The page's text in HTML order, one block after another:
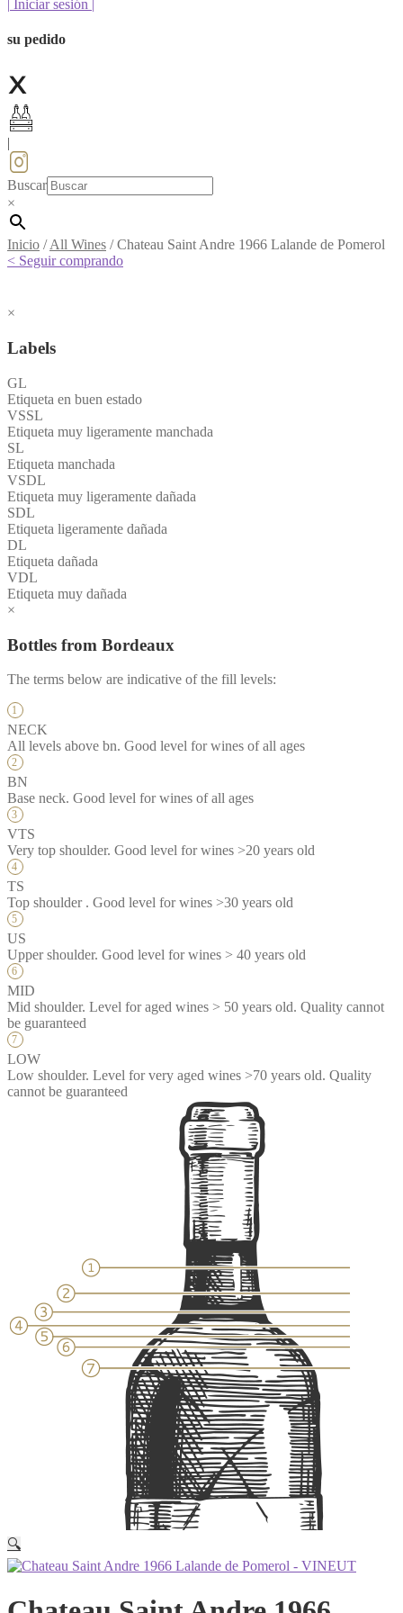
Iniciar sesión
su pedido
Buscar
×
Inicio /All Wines /Chateau Saint Andre 1966 Lalande de Pomerol
< Seguir comprando
×
Labels
GL
Etiqueta en buen estado
VSSL
Etiqueta muy ligeramente manchada
SL
Etiqueta manchada
VSDL
Etiqueta muy ligeramente dañada
SDL
Etiqueta ligeramente dañada
DL
Etiqueta dañada
VDL
Etiqueta muy dañada
×
Bottles from Bordeaux
The terms below are indicative of the fill levels:
NECK
All levels above bn. Good level for wines of all ages
BN
Base neck. Good level for wines of all ages
VTS
Very top shoulder. Good level for wines >20 years old
TS
Top shoulder . Good level for wines >30 years old
US
Upper shoulder. Good level for wines > 40 years old
MID
Mid shoulder. Level for aged wines > 50 years old. Quality cannot
be guaranteed
LOW
Low shoulder. Level for very aged wines >70 years old. Quality
cannot be guaranteed
🔍